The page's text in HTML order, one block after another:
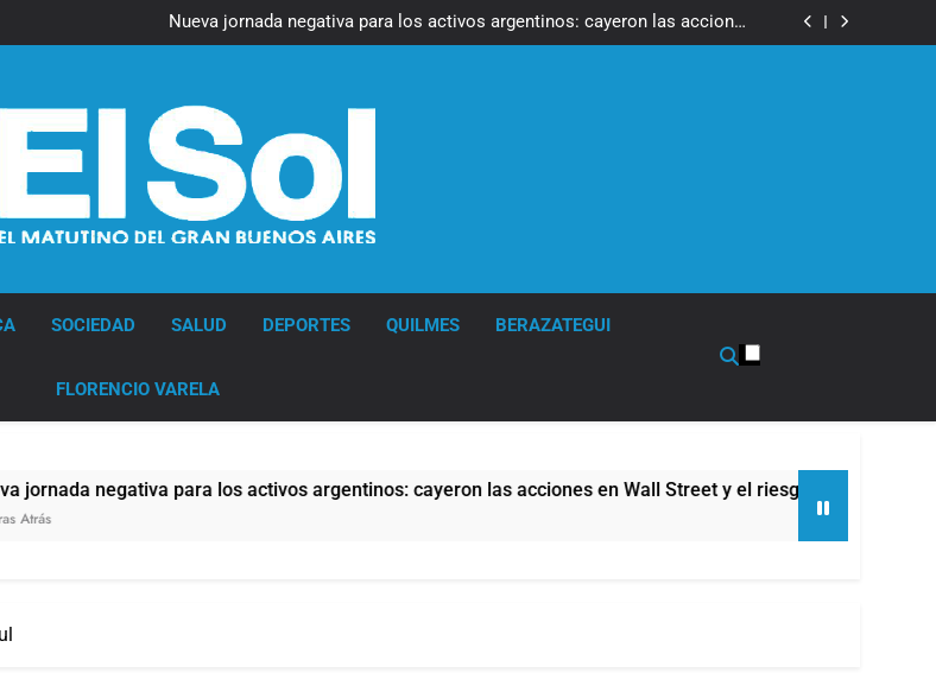
Ley de Propiedad Privada
Nueva jornada negativa para los activos argentinos: cayeron las acciones
en Wall Street y el riesgo país quedó al borde de los 450 puntos
Jorge Macri condenó los disturbios frente al Congreso y calificó a los
Nueva jornada negativa para los activos argentinos: cayeron las acciones
Jorge Macri condenó los disturbios frente al Congreso y calificó a los
Día Internacional de la Cerveza: los tres secretos para servirla
SOCIEDAD SALUD DEPORTES QUILMES BERAZATEGUI
FLORENCIO VARELA
negativa para los activos argentinos: cayeron las acciones en Wall Street y el riesgo país quedó al borde de